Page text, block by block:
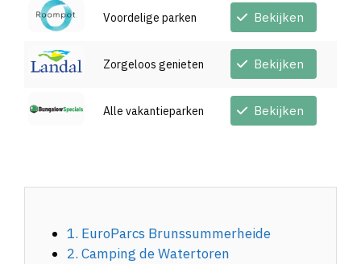
Voordelige parken Bekijken
Zorgeloos genieten Bekijken
Alle vakantieparken Bekijken
1. EuroParcs Brunssummerheide
2. Camping de Watertoren